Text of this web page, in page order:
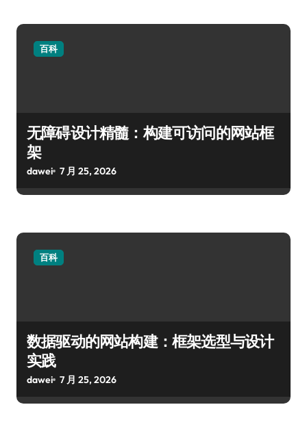
百科
无障碍设计精髓：构建可访问的网站框
架
dawei 7 月 25, 2026
百科
数据驱动的网站构建：框架选型与设计
实践
dawei 7 月 25, 2026